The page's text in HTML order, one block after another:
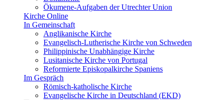
Ökumene-Aufgaben der Utrechter Union
Kirche Online
In Gemeinschaft
Anglikanische Kirche
Evangelisch-Lutherische Kirche von Schweden
Philippinische Unabhängige Kirche
Lusitanische Kirche von Portugal
Reformierte Episkopalkirche Spaniens
Im Gespräch
Römisch-katholische Kirche
Evangelische Kirche in Deutschland (EKD)